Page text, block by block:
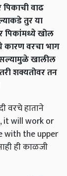
वाढ
तुर या
पिकांमध्ये खोल
वरचा भाग
खालील
शक्यतोवर तन
वरचे हाताने
it will work or
with the upper
ही काळजी